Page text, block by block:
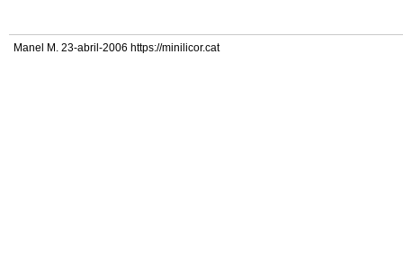
Manel M. 23-abril-2006 https://minilicor.cat